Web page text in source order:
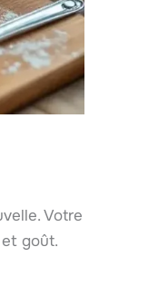
Votre
goût.